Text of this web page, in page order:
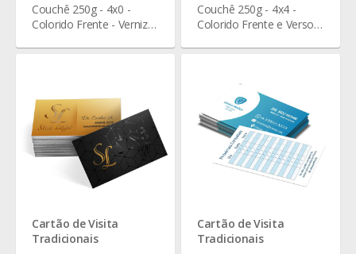
Couchê 250g - 4x0 -
Colorido Frente - Verniz
Couchê 250g - 4x4 -
Colorido Frente e Verso -
Verso - 9 x 5 cm
Cartão de Visita
Tradicionais
Cartão de Visita
Tradicionais